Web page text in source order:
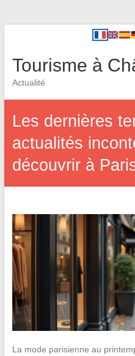
Tourisme à
Actualité
Les dernières
actualités
découvrir à
La mode parisienne au